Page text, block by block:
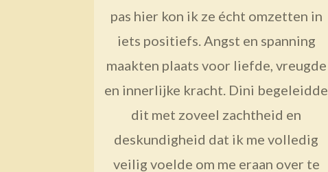
pas hier kon ik ze écht omzetten in
iets positiefs. Angst en spanning
maakten plaats voor liefde, vreugde
en innerlijke kracht. Dini begeleidde
dit met zoveel zachtheid en
deskundigheid dat ik me volledig
veilig voelde om me eraan over te